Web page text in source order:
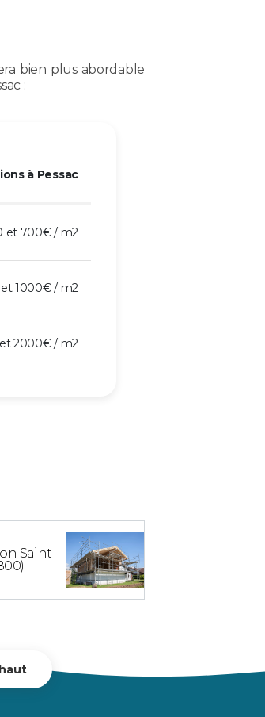
bien plus abordable
:
à Pessac
et 700€ / m2
et 1000€ / m2
et 2000€ / m2
Saint